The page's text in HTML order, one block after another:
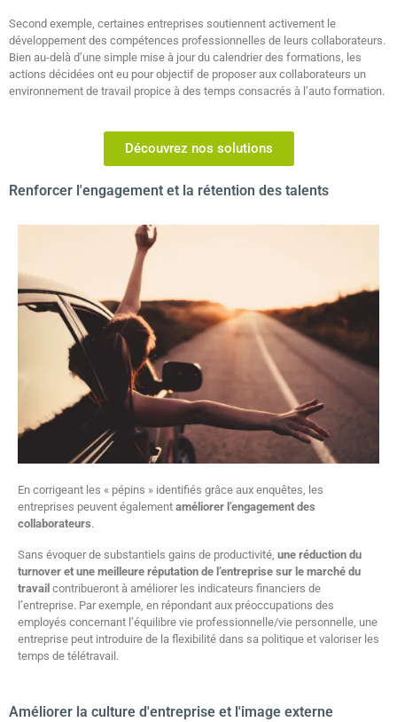
Second exemple, certaines entreprises soutiennent activement le
développement des compétences professionnelles de leurs collaborateurs.
Bien au-delà d’une simple mise à jour du calendrier des formations, les
actions décidées ont eu pour objectif de proposer aux collaborateurs un
environnement de travail propice à des temps consacrés à l’auto formation​.
Découvrez nos solutions
Renforcer l'engagement et la rétention des talents
En corrigeant les « pépins » identifiés grâce aux enquêtes, les
entreprises peuvent également améliorer l’engagement des
collaborateurs.
Sans évoquer de substantiels gains de productivité, une réduction du
turnover et une meilleure réputation de l’entreprise sur le marché du
travail contribueront à améliorer les indicateurs financiers de
l’entreprise. Par exemple, en répondant aux préoccupations des
employés concernant l’équilibre vie professionnelle/vie personnelle, une
entreprise peut introduire de la flexibilité dans sa politique et valoriser les
temps de télétravail.
Améliorer la culture d'entreprise et l'image externe